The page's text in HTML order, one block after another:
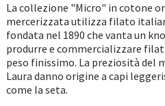
La collezione "Micro" in cotone
mercerizzata utilizza filato
fondata nel 1890 che vanta un
produrre e commercializzare
peso finissimo. La preziosità del
Laura danno origine a capi
come la seta.